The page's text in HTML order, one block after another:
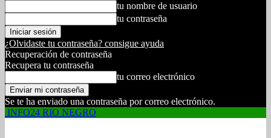
tu nombre de usuario
tu contraseña
¿Olvidaste tu contraseña? consigue ayuda
Recuperación de contraseña
Recupera tu contraseña
tu correo electrónico
Se te ha enviado una contraseña por correo electrónico.
INFO24 RIO NEGRO